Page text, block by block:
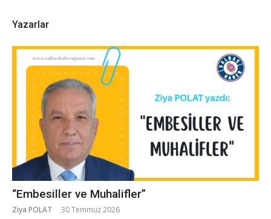
Yazarlar
“Embesiller ve Muhalifler”
Ziya POLAT 30 Temmuz 2026